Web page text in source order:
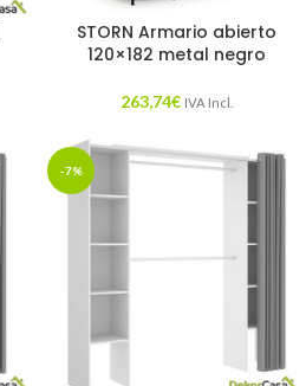
STORN Armario abierto
120×182 metal negro
263,74€ IVA Incl.
-7%